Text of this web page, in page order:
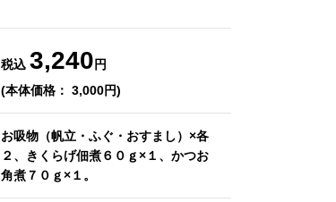
税込 3,240 円
(本体価格： 3,000円)
お吸物（帆立・ふぐ・おすまし）×各
２、きくらげ佃煮６０ｇ×１、かつお
角煮７０ｇ×１。